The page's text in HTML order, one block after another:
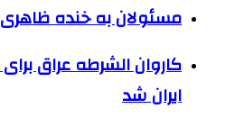
مسئولان به خنده
کاروان الشرطه عراق برای
ایران شد